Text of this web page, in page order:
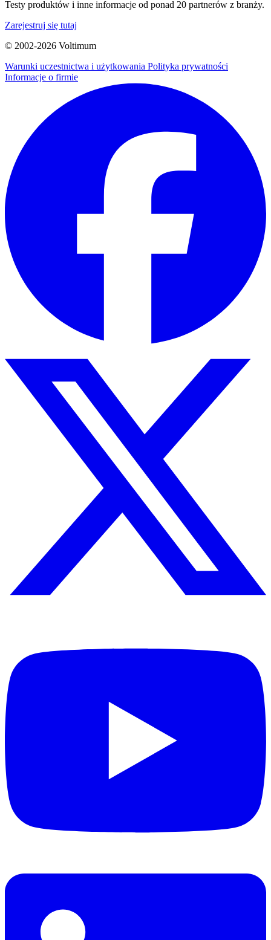
Testy produktów i inne informacje od ponad 20 partnerów z branży.
Zarejestruj się tutaj
© 2002-2026 Voltimum
Warunki uczestnictwa i użytkowania Polityka prywatności
Informacje o firmie